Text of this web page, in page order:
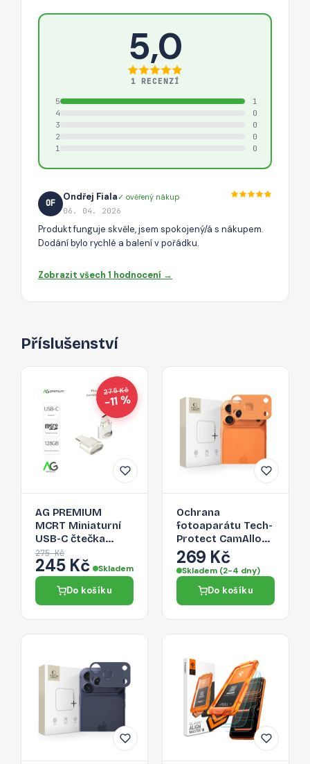
5,0
1 RECENZÍ
5
1
4
0
3
0
2
0
1
0
OF
Ondřej Fiala✓ ověřený nákup
06. 04. 2026
Produkt funguje skvěle, jsem spokojený/á s nákupem.
Dodání bylo rychlé a balení v pořádku.
Zobrazit všech 1 hodnocení →
Příslušenství
275 Kč
−11 %
AG PREMIUM
MCRT Miniaturní
USB-C čtečka
Micro SD karet,
zlatá
275 Kč
245 Kč Skladem
Do košíku
Ochrana
fotoaparátu Tech-
Protect CamAlloy
Fit+ pro iPhone 17
Pro Max – Cosmic
Orange
269 Kč
Skladem (2-4 dny)
Do košíku